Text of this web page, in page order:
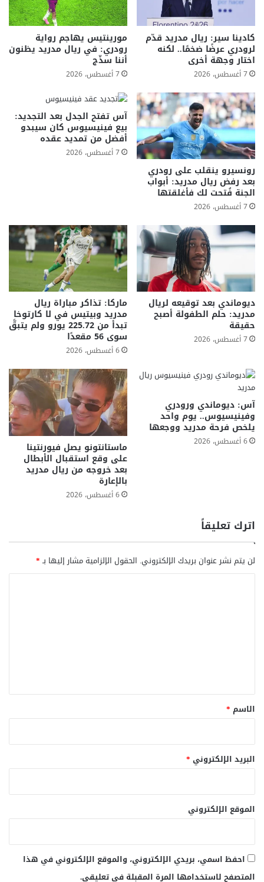
كادينا سير: ريال مدريد قدّم
لرودري عرضًا ضخمًا.. لكنه
اختار وجهة أخرى
7 أغسطس، 2026
مورينتيس يهاجم رواية
رودري: في ريال مدريد يظنون
أننا سذّج
7 أغسطس، 2026
رونسيرو ينقلب على رودري
بعد رفض ريال مدريد: أبواب
الجنة فُتحت لك فأغلقتها
7 أغسطس، 2026
آس تفتح الجدل بعد التجديد:
بيع فينيسيوس كان سيبدو
أفضل من تمديد عقده
7 أغسطس، 2026
ديوماندي بعد توقيعه لريال
مدريد: حلم الطفولة أصبح
حقيقة
7 أغسطس، 2026
ماركا: تذاكر مباراة ريال
مدريد وبيتيس في لا كارتوخا
تبدأ من 225.72 يورو ولم يتبقَّ
سوى 56 مقعدًا
6 أغسطس، 2026
آس: ديوماندي ورودري
وفينيسيوس.. يوم واحد
يلخص فرحة مدريد ووجعها
6 أغسطس، 2026 ماستانتونو يصل فيورنتينا
على وقع استقبال الأبطال
بعد خروجه من ريال مدريد
بالإعارة
6 أغسطس، 2026
اترك تعليقاً
لن يتم نشر عنوان بريدك الإلكتروني. الحقول الإلزامية مشار إليها بـ*
*
الاسم *
البريد الإلكتروني *
الموقع الإلكتروني
احفظ اسمي، بريدي الإلكتروني، والموقع الإلكتروني في هذا
المتصفح لاستخدامها المرة المقبلة في تعليقي.